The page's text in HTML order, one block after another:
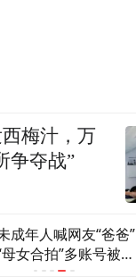
成年人喊网友“爸爸”
女合拍”多账号被封
梅汁，万
争夺战”